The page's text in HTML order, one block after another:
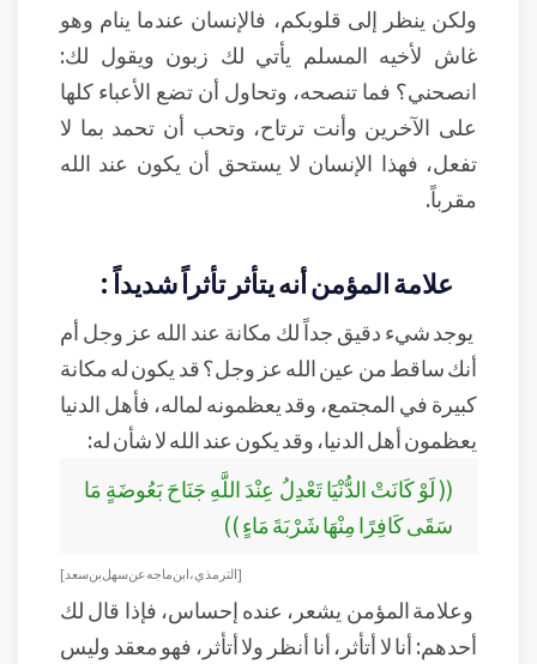
ولكن ينظر إلى قلوبكم، فالإنسان عندما ينام وهو
غاش لأخيه المسلم يأتي لك زبون ويقول لك:
انصحني؟ فما تنصحه، وتحاول أن تضع الأعباء كلها
على الآخرين وأنت ترتاح، وتحب أن تحمد بما لا
تفعل، فهذا الإنسان لا يستحق أن يكون عند الله
مقرباً.
علامة المؤمن أنه يتأثر تأثراً شديداً :
يوجد شيء دقيق جداً لك مكانة عند الله عز وجل أم
أنك ساقط من عين الله عز وجل؟ قد يكون له مكانة
كبيرة في المجتمع، وقد يعظمونه لماله، فأهل الدنيا
يعظمون أهل الدنيا، وقد يكون عند الله لا شأن له:
(( لَوْ كَانَتْ الدُّنْيَا تَعْدِلُ عِنْدَ اللَّهِ جَنَاحَ بَعُوضَةٍ مَا
سَقَى كَافِرًا مِنْهَا شَرْبَةَ مَاءٍ ))
[ الترمذي، ابن ماجه عن سهل بن سعد]
وعلامة المؤمن يشعر، عنده إحساس، فإذا قال لك
أحدهم: أنا لا أتأثر، أنا أنظر ولا أتأثر، فهو معقد وليس